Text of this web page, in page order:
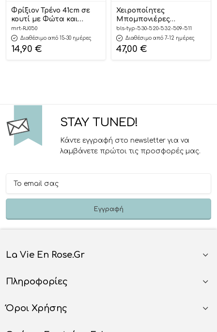
Φρίξιον Τρένο 41cm σε
κουτί με Φώτα και
Ήχους RJ050 3+ – Martin
Toys
mrt-RJ050
Διαθέσιμο από 15-30 ημέρες
14,90 €
Χειροποίητες
Μπομπονιέρες
Βάπτισης Μπρελόκ με
Τίγρη, Ινδιάνο, Πουλί,
Βέσπα, Τρένο για Αγόρια
ΤΥΠ-530-520-532-509-
bls-typ-530-520-532-509-511
Διαθέσιμο από 7-12 ημέρες
47,00 €
STAY TUNED!
Κάντε εγγραφή στο newsletter για να
λαμβάνετε πρώτοι τις προσφορές μας.
La Vie En Rose.gr
Πληροφορίες
Όροι Χρήσης